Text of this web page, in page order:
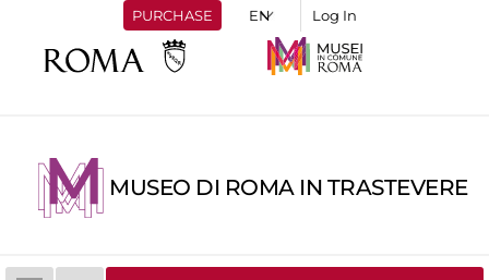
PURCHASE Log In
MUSEO DI ROMA IN TRASTEVERE